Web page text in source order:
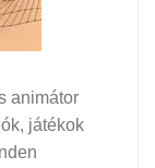
animátor
játékok